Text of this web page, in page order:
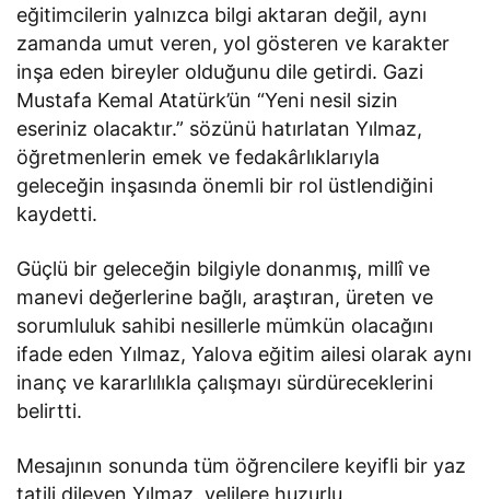
eğitimcilerin yalnızca bilgi aktaran değil, aynı
zamanda umut veren, yol gösteren ve karakter
inşa eden bireyler olduğunu dile getirdi. Gazi
Mustafa Kemal Atatürk’ün “Yeni nesil sizin
eseriniz olacaktır.” sözünü hatırlatan Yılmaz,
öğretmenlerin emek ve fedakârlıklarıyla
geleceğin inşasında önemli bir rol üstlendiğini
kaydetti.
Güçlü bir geleceğin bilgiyle donanmış, millî ve
manevi değerlerine bağlı, araştıran, üreten ve
sorumluluk sahibi nesillerle mümkün olacağını
ifade eden Yılmaz, Yalova eğitim ailesi olarak aynı
inanç ve kararlılıkla çalışmayı sürdüreceklerini
belirtti.
Mesajının sonunda tüm öğrencilere keyifli bir yaz
tatili dileyen Yılmaz, velilere huzurlu,